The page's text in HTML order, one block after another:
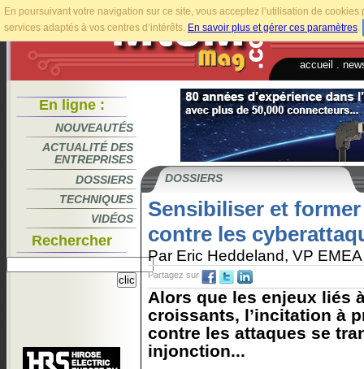
En poursuivant votre navigation sur ce site, vous acceptez l’utilisation de
services adaptés à vos centres d’intérêts. En savoir plus et gérer ces paramètres.
accueil
En ligne :
NOUVEAUTÉS
ACTUALITÉ DES
ENTREPRISES
DOSSIERS
TECHNIQUES
VIDÉOS
Rechercher
DOSSIERS
Sensibiliser et
contre les
Par Eric Heddeland, VP
Partagez sur
Alors que les enjeux liés
croissants, l’incitation à
contre les attaques se
injonction...